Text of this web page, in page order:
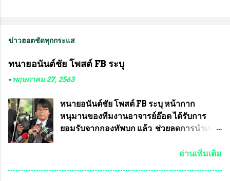
ข่าวฮอตชัดทุกกระแส
ทนายอนันต์ชัย โพสต์ FB ระบุ
- พฤษภาคม 27, 2563
ทนายอนันต์ชัย โพสต์ FB ระบุ หน้ากาก
หนุมานของทีมงานอาจารย์อ๊อด ได้รับการ
ยอมรับจากกองทัพบก แล้ว ช่วยลดการนำเข้า
เดช ทนายความชื่อดัง ได้โพสต์ข้อความใน
อ่านเพิ่มเติม